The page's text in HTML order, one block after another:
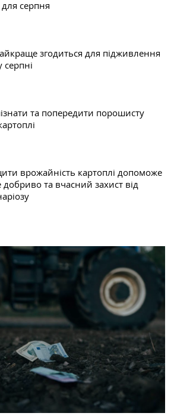
серпня
згодиться для підживлення
та попередити порошисту
врожайність картоплі допоможе
добриво та вчасний захист від